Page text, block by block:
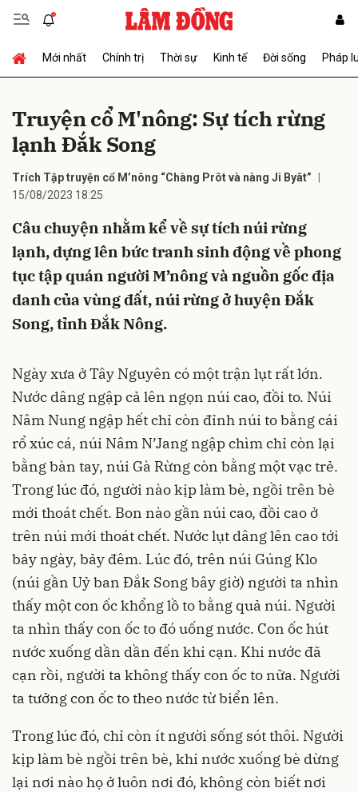
Mới nhất Chính trị Thời sự Kinh tế Đời sống Pháp
Truyện cổ M'nông: Sự tích rừng
lạnh Đắk Song
Trích Tập truyện cổ M’nông “Chàng Prôt và nàng Ji Byât”
15/08/2023 18:25
Câu chuyện nhằm kể về sự tích núi rừng
lạnh, dựng lên bức tranh sinh động về phong
tục tập quán người M’nông và nguồn gốc địa
danh của vùng đất, núi rừng ở huyện Đắk
Song, tỉnh Đắk Nông.
Ngày xưa ở Tây Nguyên có một trận lụt rất lớn.
Nước dâng ngập cả lên ngọn núi cao, đồi to. Núi
Nâm Nung ngập hết chỉ còn đỉnh núi to bằng cái
rổ xúc cá, núi Nâm N’Jang ngập chìm chỉ còn lại
bằng bàn tay, núi Gà Rừng còn bằng một vạc trẻ.
Trong lúc đó, người nào kịp làm bè, ngồi trên bè
mới thoát chết. Bon nào gần núi cao, đồi cao ở
trên núi mới thoát chết. Nước lụt dâng lên cao tới
bảy ngày, bảy đêm. Lúc đó, trên núi Gúng Klo
(núi gần Uỷ ban Đắk Song bây giờ) người ta nhìn
thấy một con ốc khổng lồ to bằng quả núi. Người
ta nhìn thấy con ốc to đó uống nước. Con ốc hút
nước xuống dần dần đến khi cạn. Khi nước đã
cạn rồi, người ta không thấy con ốc to nữa. Người
ta tưởng con ốc to theo nước từ biển lên.
Trong lúc đó, chỉ còn ít người sống sót thôi. Người
kịp làm bè ngồi trên bè, khi nước xuống bè dừng
lại nơi nào họ ở luôn nơi đó, không còn biết nơi
Gửi bình luận
Hủy